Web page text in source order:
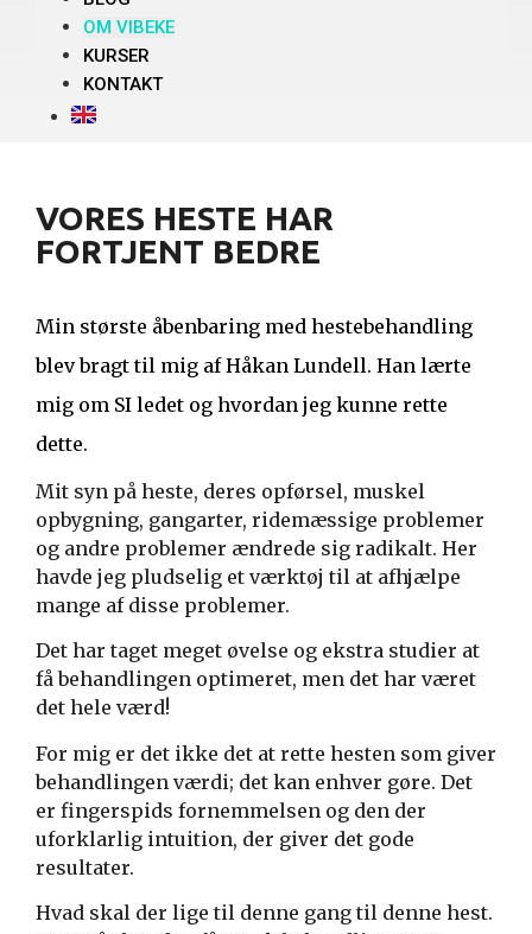
OM VIBEKE
KURSER
KONTAKT
VORES HESTE HAR
FORTJENT BEDRE
Min største åbenbaring med hestebehandling
blev bragt til mig af Håkan Lundell. Han lærte
mig om SI ledet og hvordan jeg kunne rette
dette.
Mit syn på heste, deres opførsel, muskel
opbygning, gangarter, ridemæssige problemer
og andre problemer ændrede sig radikalt. Her
havde jeg pludselig et værktøj til at afhjælpe
mange af disse problemer.
Det har taget meget øvelse og ekstra studier at
få behandlingen optimeret, men det har været
det hele værd!
For mig er det ikke det at rette hesten som giver
behandlingen værdi; det kan enhver gøre. Det
er fingerspids fornemmelsen og den der
uforklarlig intuition, der giver det gode
resultater.
Hvad skal der lige til denne gang til denne hest.